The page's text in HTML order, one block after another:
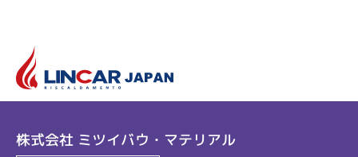
株式会社 ミツイバウ・マテリアル